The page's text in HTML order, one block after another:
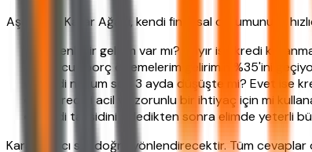
Aşağıdaki Karar Ağacı, kendi finansal durumunuzu
Düzenli bir gelirim var mı? Hayır ise kredi
Mevcut borç ödemelerim gelirimin %35'ini
Kredi notum son 3 ayda düşüşte mi? Evet ise
Bu krediyi acil ve zorunlu bir ihtiyaç için mi
Kredi taksidini ödedikten sonra elimde yeterli
Karar ağacı sizi doğru yönlendirecektir. Tüm cevaplar